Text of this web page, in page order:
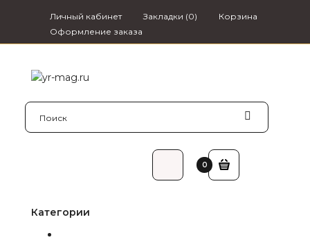
Личный кабинет Закладки (0)
Корзина
Оформление заказа
0
Категории